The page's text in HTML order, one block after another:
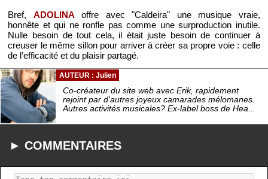
Bref, ADOLINA offre avec "Caldeira" une musique vraie,
honnête et qui ne ronfle pas comme une surproduction inutile.
Nulle besoin de tout cela, il était juste besoin de continuer à
creuser le même sillon pour arriver à créer sa propre voie : celle
de l’efficacité et du plaisir partagé.
AUTEUR : Julien
Co-créateur du site web avec Erik, rapidement
rejoint par d'autres joyeux camarades mélomanes.
Autres activités musicales? Ex-label boss de Hea...
► COMMENTAIRES